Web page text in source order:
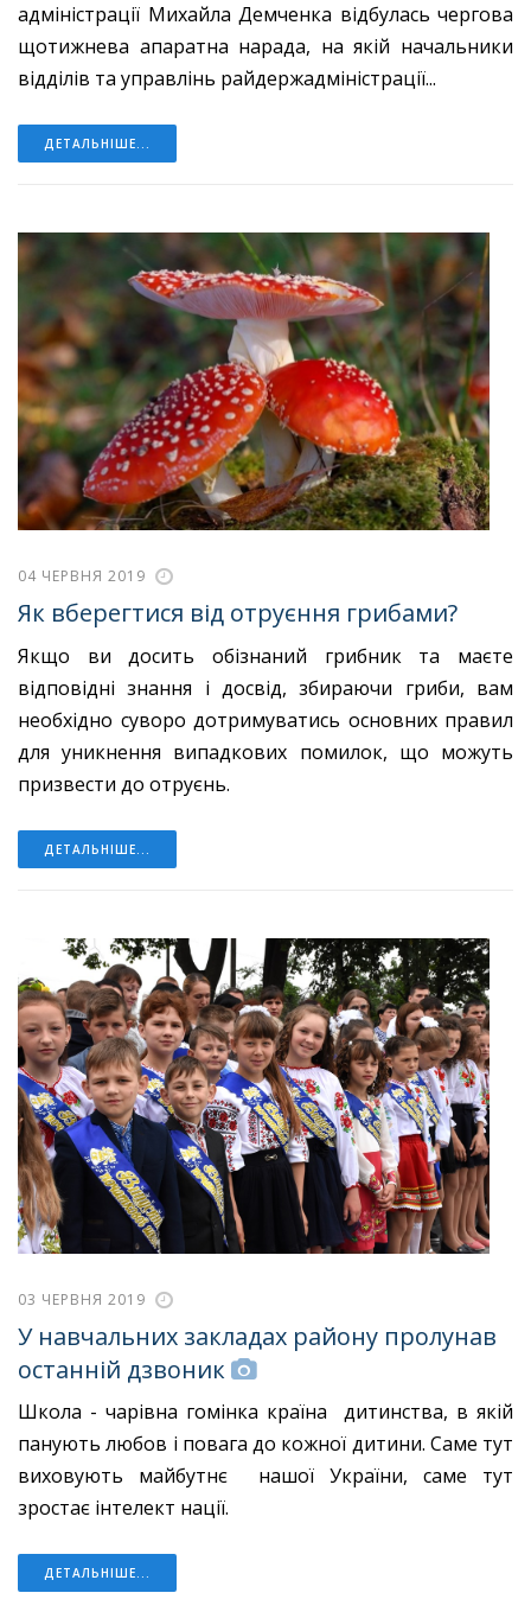
адміністрації Михайла Демченка відбулась чергова
щотижнева апаратна нарада, на якій начальники
відділів та управлінь райдержадміністрації...
ДЕТАЛЬНІШЕ...
04 ЧЕРВНЯ 2019
Як вберегтися від отруєння грибами?
Якщо ви досить обізнаний грибник та маєте
відповідні знання і досвід, збираючи гриби, вам
необхідно суворо дотримуватись основних правил
для уникнення випадкових помилок, що можуть
призвести до отруєнь.
ДЕТАЛЬНІШЕ...
03 ЧЕРВНЯ 2019
У навчальних закладах району пролунав
останній дзвоник
Школа - чарівна гомінка країна дитинства, в якій
панують любов і повага до кожної дитини. Саме тут
виховують майбутнє нашої України, саме тут
зростає інтелект нації.
ДЕТАЛЬНІШЕ...